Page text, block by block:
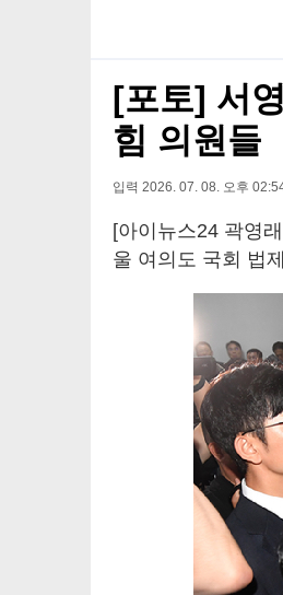
[포토] 서
힘 의원들
입력 2026. 07. 08. 오후
[아이뉴스24 곽영
울 여의도 국회 법